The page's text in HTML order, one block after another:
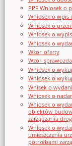
PPF Wniosek o
Wniosek o wpis
Wniosek o
Wniosek o
Wniosek o
Wzor_oferty
Wniosek o
Wniosek o
Wnisek o
Wniosek o
Wniosek o
obiektów
zarządzania
Wniosek o
umieszczenia
potrzebami